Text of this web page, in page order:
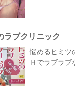
ラブクリニック
悩めるヒミツ
Ｈでラブラ